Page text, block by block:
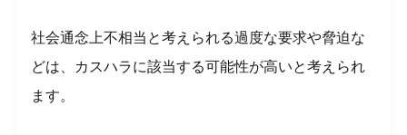
社会通念上不相当と考えられる過度な要求や脅迫な
どは、カスハラに該当する可能性が高いと考えられ
ます。